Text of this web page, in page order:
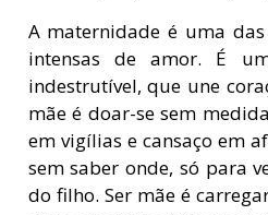
A maternidade é uma
intensas de amor. É
indestrutível, que une
mãe é doar-se sem
em vigílias e cansaço em
sem saber onde, só para
do filho. Ser mãe é